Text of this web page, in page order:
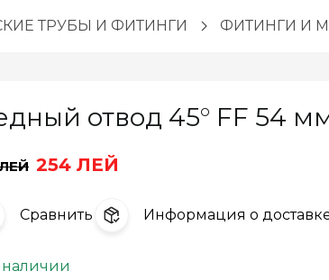
ТРУБЫ И ФИТИНГИ ФИТИНГИ И
отвод 45° FF 54
254 ЛЕЙ
Cравнить Информация о